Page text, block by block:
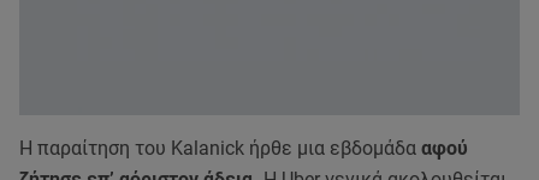
Η παραίτηση του Kalanick ήρθε μια εβδομάδα αφού